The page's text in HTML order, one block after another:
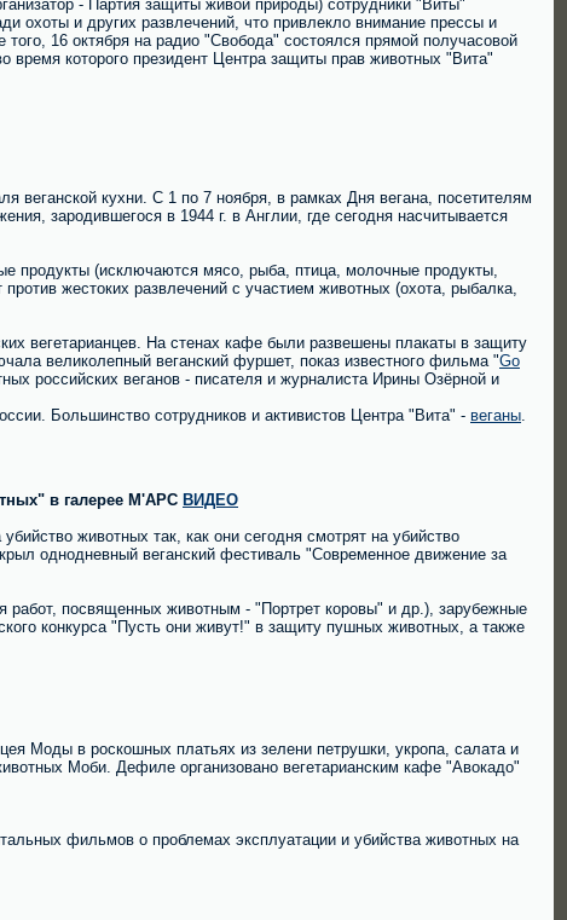
- Партия защиты живой природы) сотрудники "Виты"
охоты и других развлечений, что привлекло внимание прессы и
16 октября на радио "Свобода" состоялся прямой получасовой
которого президент Центра защиты прав животных "Вита"
веганской кухни. С 1 по 7 ноября, в рамках Дня вегана, посетителям
зародившегося в 1944 г. в Англии, где сегодня насчитывается
продукты (исключаются мясо, рыба, птица, молочные продукты,
жестоких развлечений с участием животных (охота, рыбалка,
вегетарианцев. На стенах кафе были развешены плакаты в защиту
великолепный веганский фуршет, показ известного фильма "Go
российских веганов - писателя и журналиста Ирины Озёрной и
Большинство сотрудников и активистов Центра "Вита" - веганы.
в галерее М'АРС ВИДЕО
животных так, как они сегодня смотрят на убийство
однодневный веганский фестиваль "Современное движение за
работ, посвященных животным - "Портрет коровы" и др.), зарубежные
конкурса "Пусть они живут!" в защиту пушных животных, а также
Моды в роскошных платьях из зелени петрушки, укропа, салата и
Моби. Дефиле организовано вегетарианским кафе "Авокадо"
фильмов о проблемах эксплуатации и убийства животных на